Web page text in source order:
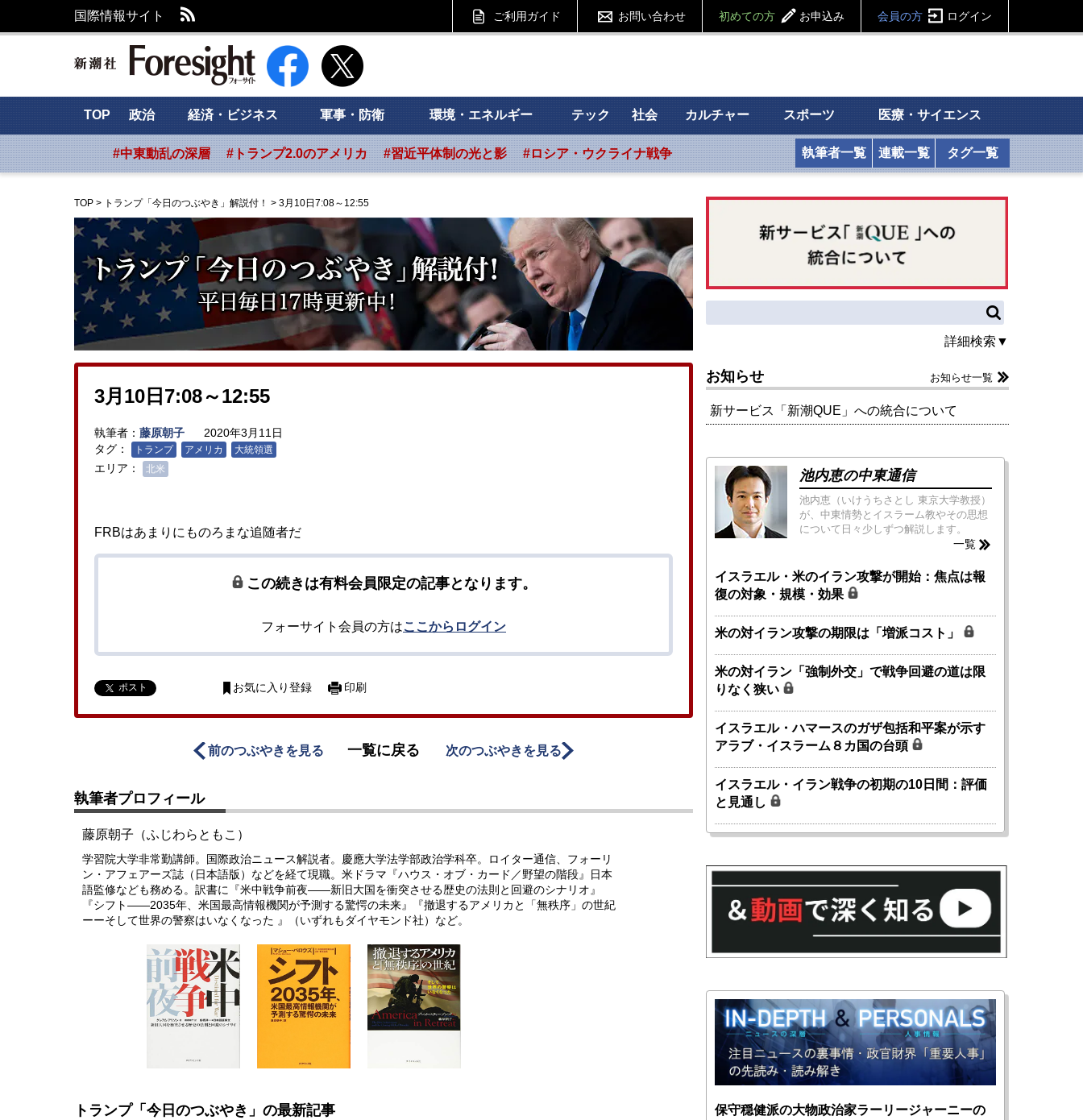
国際情報サイト ご利用ガイド お問い合わせ 初めての方 お申込み 会員の方 ログイン
新潮社 Foresight フォーサイト
TOP 政治 経済・ビジネス 軍事・防衛 環境・エネルギー テック 社会 カルチャー スポーツ 医療・サイエンス
#中東動乱の深層 #トランプ2.0のアメリカ #習近平体制の光と影 #ロシア・ウクライナ戦争 執筆者一覧 連載一覧 タグ一覧
TOP > トランプ「今日のつぶやき」解説付！ > 3月10日7:08～12:55
3月10日7:08～12:55
執筆者： 藤原朝子
2020年3月11日
タグ：
トランプ アメリカ 大統領選
エリア： 北米
FRBはあまりにものろまな追随者だ
この続きは有料会員限定の記事となります。
フォーサイト会員の方はここからログイン
ポスト お気に入り登録 印刷
前のつぶやきを見る 一覧に戻る 次のつぶやきを見る
執筆者プロフィール
藤原朝子（ふじわらともこ）
学習院大学非常勤講師。国際政治ニュース解説者。慶應大学法学部政治学科卒。ロイター通信、フォーリ
ン・アフェアーズ誌（日本語版）などを経て現職。米ドラマ『ハウス・オブ・カード／野望の階段』日本
語監修なども務める。訳書に『米中戦争前夜――新旧大国を衝突させる歴史の法則と回避のシナリオ』
『シフト――2035年、米国最高情報機関が予測する驚愕の未来』『撤退するアメリカと「無秩序」の世紀
ーーそして世界の警察はいなくなった 』（いずれもダイヤモンド社）など。
トランプ「今日のつぶやき」の最新記事
詳細検索▼
お知らせ お知らせ一覧
新サービス「新潮QUE」への統合について
池内恵の中東通信
池内恵（いけうちさとし 東京大学教授）
が、中東情勢とイスラーム教やその思想
について日々少しずつ解説します。
一覧
イスラエル・米のイラン攻撃が開始：焦点は報
復の対象・規模・効果
米の対イラン攻撃の期限は「増派コスト」
米の対イラン「強制外交」で戦争回避の道は限
りなく狭い
イスラエル・ハマースのガザ包括和平案が示す
アラブ・イスラーム８カ国の台頭
イスラエル・イラン戦争の初期の10日間：評価
と見通し
保守穏健派の大物政治家ラーリージャーニーの